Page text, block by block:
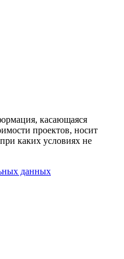
касающаяся
проектов, носит
каких условиях не
данных